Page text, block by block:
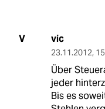
V vic
23.11.2012,
Über
jeder
Bis es